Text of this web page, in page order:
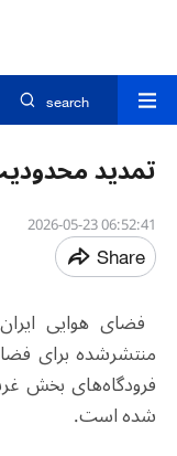
search
تمدید
06:52:41 2026-05-23
Share
منتشرشده برای
شده است.